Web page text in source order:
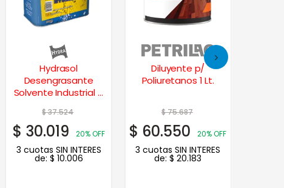
Hydrasol
Desengrasante
Solvente Industrial 4
$37.524
$ 30.019 20% OFF
3 cuotas SIN INTERES
de: $ 10.006
Diluyente p/
Poliuretanos 1 Lt.
$75.687
$ 60.550 20% OFF
3 cuotas SIN INTERES
de:$ 20.183